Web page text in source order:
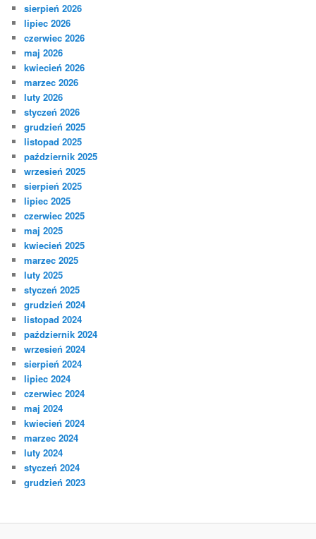
sierpień 2026
lipiec 2026
czerwiec 2026
maj 2026
kwiecień 2026
marzec 2026
luty 2026
styczeń 2026
grudzień 2025
listopad 2025
październik 2025
wrzesień 2025
sierpień 2025
lipiec 2025
czerwiec 2025
maj 2025
kwiecień 2025
marzec 2025
luty 2025
styczeń 2025
grudzień 2024
listopad 2024
październik 2024
wrzesień 2024
sierpień 2024
lipiec 2024
czerwiec 2024
maj 2024
kwiecień 2024
marzec 2024
luty 2024
styczeń 2024
grudzień 2023